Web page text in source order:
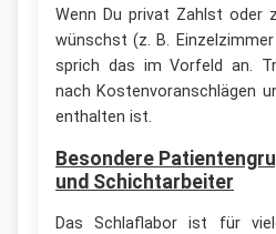
Wenn Du privat Zahlst oder
wünschst (z. B.
sprich das im Vorfeld an.
nach Kostenvoranschlägen
enthalten ist.
Besondere
und Schichtarbeiter
Das Schlaflabor ist für